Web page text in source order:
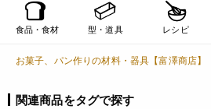
食品・食材 型・道具 レシピ
お菓子、パン作りの材料・器具【富澤商店】
関連商品をタグで探す